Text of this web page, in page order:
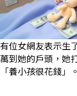
有位女網友表示生
萬到她的戶頭，她
「養小孩很花錢」